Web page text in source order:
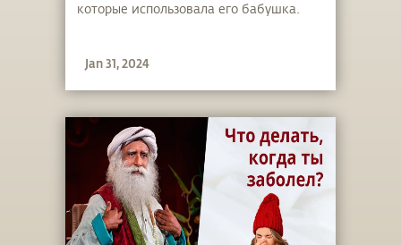
которые использовала его бабушка.
Jan 31, 2024